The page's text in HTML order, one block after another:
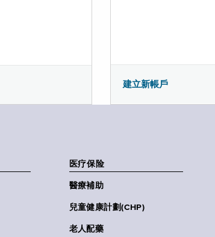
建立新帳戶
医疗保险
醫療補助
兒童健康計劃(CHP)
老人配藥